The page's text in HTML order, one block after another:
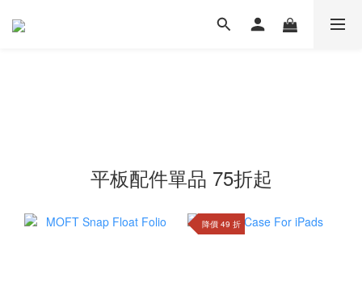
平板配件單品 75折起
降價 49 折